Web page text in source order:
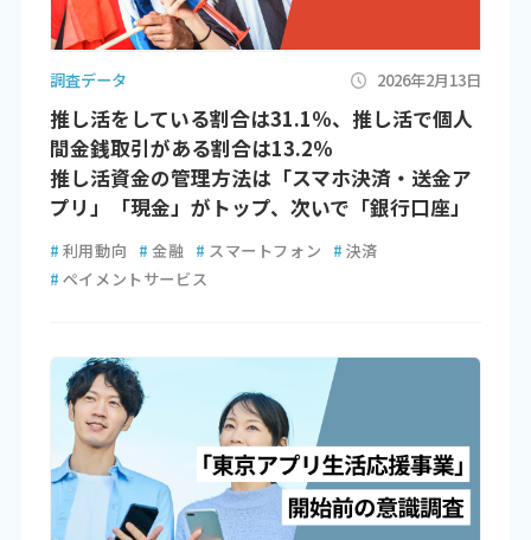
調査データ 2026年2月13日
推し活をしている割合は31.1％、推し活で個人
間金銭取引がある割合は13.2％
推し活資金の管理方法は「スマホ決済・送金ア
プリ」「現金」がトップ、次いで「銀行口座」
# 利用動向 # 金融 # スマートフォン # 決済
# ペイメントサービス